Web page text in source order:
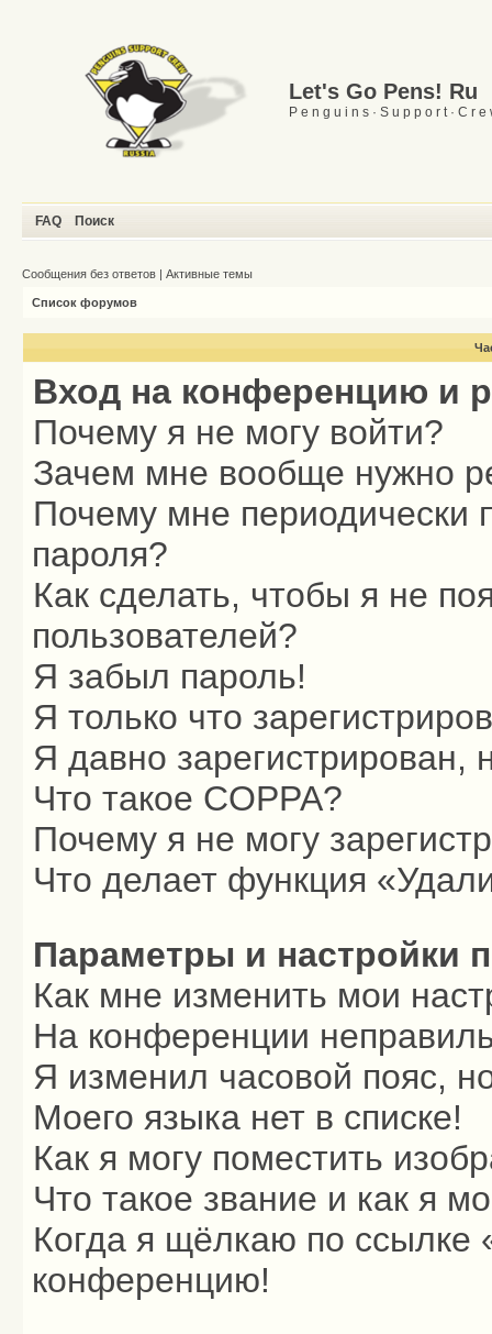
Let's Go Pens! Ru
P e n g u i n s · S u p p o r t · C r e
FAQ Поиск
Сообщения без ответов | Активные темы
Список форумов
Вход на конференцию и
Почему я не могу войти?
Зачем мне вообще нужно
Почему мне периодически
пароля?
Как сделать, чтобы я не
пользователей?
Я забыл пароль!
Я только что
Я давно зарегистрирован,
Что такое COPPA?
Почему я не могу
Что делает функция
Параметры и настройки
Как мне изменить мои
На конференции
Я изменил часовой пояс,
Моего языка нет в списке!
Как я могу поместить
Что такое звание и как я
Когда я щёлкаю по ссылке
конференцию!